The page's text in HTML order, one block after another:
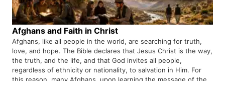
Afghans and Faith in Christ
Afghans, like all people in the world, are searching for truth,
love, and hope. The Bible declares that Jesus Christ is the way,
the truth, and the life, and that God invites all people,
regardless of ethnicity or nationality, to salvation in Him. For
this reason, many Afghans, upon learning the message of the